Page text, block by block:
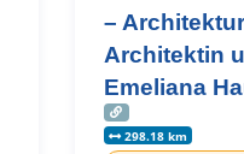
–
Architektin
Emeliana
298.18 km